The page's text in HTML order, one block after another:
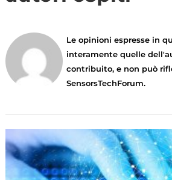
Le opinioni espresse in
interamente quelle
contribuito, e non può
SensorsTechForum.